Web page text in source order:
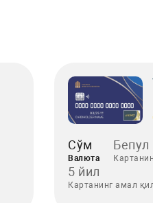
Сўм
Валюта
Бепул
5 йил
Картанинг амал